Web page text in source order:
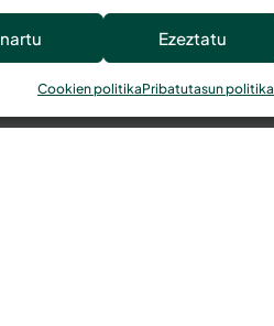
Ezeztatu
Cookien politikaPribatutasun politika